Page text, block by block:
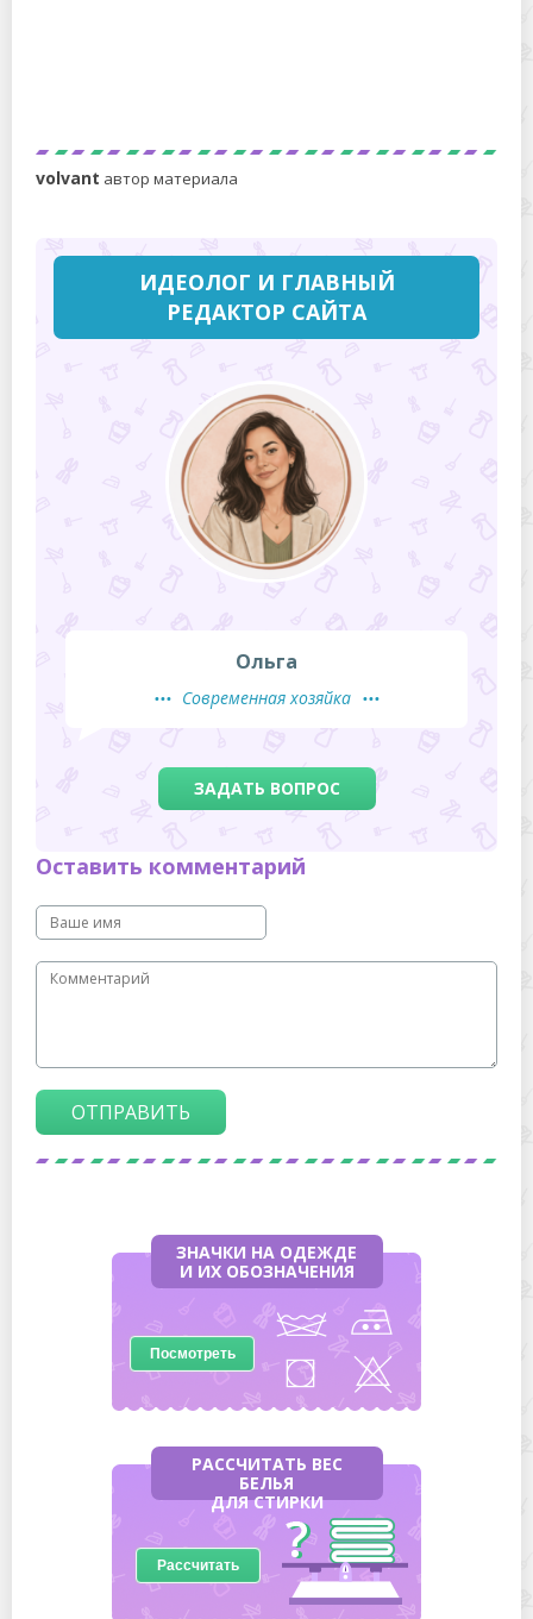
volvant автор материала
ИДЕОЛОГ И ГЛАВНЫЙ
РЕДАКТОР САЙТА
Ольга
Современная хозяйка
ЗАДАТЬ ВОПРОС
Оставить комментарий
ОТПРАВИТЬ
ЗНАЧКИ НА ОДЕЖДЕ
И ИХ ОБОЗНАЧЕНИЯ
Посмотреть
РАССЧИТАТЬ ВЕС
БЕЛЬЯ
ДЛЯ СТИРКИ
Рассчитать